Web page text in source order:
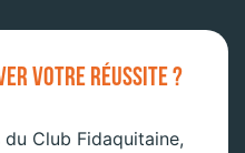
VOTRE RÉUSSITE ?
Club Fidaquitaine,